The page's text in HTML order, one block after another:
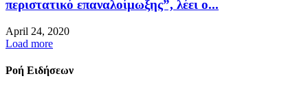
περιστατικό επαναλοίμωξης”, λέει ο...
April 24, 2020
Load more
Ροή Ειδήσεων